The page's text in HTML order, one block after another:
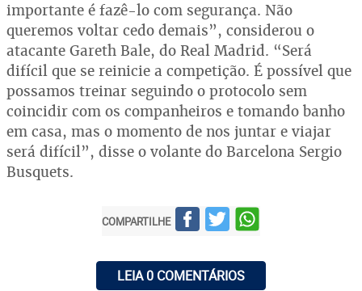
importante é fazê-lo com segurança. Não
queremos voltar cedo demais”, considerou o
atacante Gareth Bale, do Real Madrid. “Será
difícil que se reinicie a competição. É possível que
possamos treinar seguindo o protocolo sem
coincidir com os companheiros e tomando banho
em casa, mas o momento de nos juntar e viajar
será difícil”, disse o volante do Barcelona Sergio
Busquets.
COMPARTILHE
LEIA 0 COMENTÁRIOS